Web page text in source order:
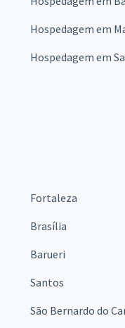
Hospedagem em
Hospedagem em
Fortaleza
Brasília
Barueri
Santos
São Bernardo do